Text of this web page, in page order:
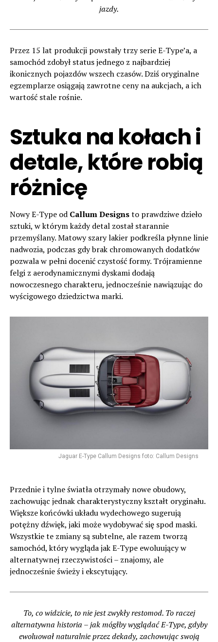
jazdy.
Przez 15 lat produkcji powstały trzy serie E-Type’a, a
samochód zdobył status jednego z najbardziej
ikonicznych pojazdów wszech czasów. Dziś oryginalne
egzemplarze osiągają zawrotne ceny na aukcjach, a ich
wartość stale rośnie.
Sztuka na kołach i
detale, które robią
różnicę
Nowy E-Type od Callum Designsto prawdziwe dzieło
sztuki, w którym każdy detal został starannie
przemyślany. Matowy szary lakier podkreśla płynne linie
nadwozia, podczas gdy brak chromowanych dodatków
pozwala w pełni docenić czystość formy. Trójramienne
felgi z aerodynamicznymi dyskami dodają
nowoczesnego charakteru, jednocześnie nawiązując do
wyścigowego dziedzictwa marki.
Jaguar E-Type Callum Designs foto: Callum Designs
Przednie i tylne światła otrzymały nowe obudowy,
zachowując jednak charakterystyczny kształt oryginału.
Większe końcówki układu wydechowego sugerują
potężny dźwięk, jaki może wydobywać się spod maski.
Wszystkie te zmiany są subtelne, ale razem tworzą
samochód, który wygląda jak E-Type ewoluujący w
alternatywnej rzeczywistości – znajomy, ale
jednocześnie świeży i ekscytujący.
To, co widzicie, to nie jest zwykły restomod. To raczej
alternatywna historia – jak mógłby wyglądać E-Type, gdyby
ewoluował naturalnie przez dekady, zachowując swoją